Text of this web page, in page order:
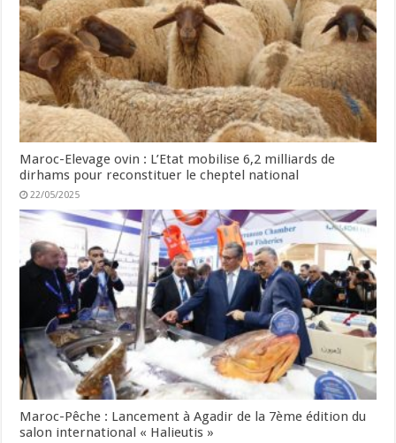
Maroc-Elevage ovin : L’Etat mobilise 6,2 milliards de
dirhams pour reconstituer le cheptel national
22/05/2025
Maroc-Pêche : Lancement à Agadir de la 7ème édition du
salon international « Halieutis »